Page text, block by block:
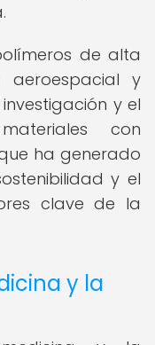
de alta
aeroespacial y
y el
con
ha generado
y el
clave de la
y la